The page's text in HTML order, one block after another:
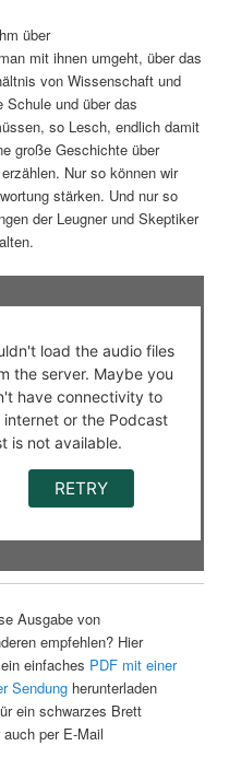
über
mit ihnen umgeht, über das
von Wissenschaft und
Schule und über das
so Lesch, endlich damit
große Geschichte über
Nur so können wir
stärken. Und nur so
der Leugner und Skeptiker
Ausgabe von
empfehlen? Hier
einfaches PDF mit einer
Sendungherunterladen
ein schwarzes Brett
per E-Mail